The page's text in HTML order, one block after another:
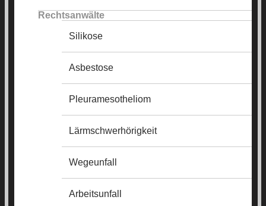
Rechtsanwälte
Silikose
Asbestose
Pleuramesotheliom
Lärmschwerhörigkeit
Wegeunfall
Arbeitsunfall